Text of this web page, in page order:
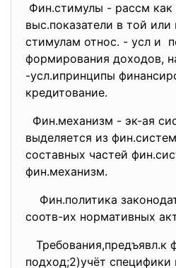
Фин.стимулы - рассм как
выс.показатели в той
стимулам относ. - усл и
формирования доходов,
-усл.ипринципы
кредитование.
Фин.механизм - эк-ая
выделяется из
составных частей
фин.механизм.
Фин.политика
соотв-их нормативных
Требования,предъявл.к
подход;2)учёт специфики